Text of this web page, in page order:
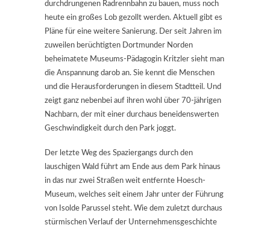
durchdrungenen Radrennbahn zu bauen, muss noch
heute ein großes Lob gezollt werden. Aktuell gibt es
Pläne für eine weitere Sanierung. Der seit Jahren im
zuweilen berüchtigten Dortmunder Norden
beheimatete Museums-Pädagogin Kritzler sieht man
die Anspannung darob an. Sie kennt die Menschen
und die Herausforderungen in diesem Stadtteil. Und
zeigt ganz nebenbei auf ihren wohl über 70-jährigen
Nachbarn, der mit einer durchaus beneidenswerten
Geschwindigkeit durch den Park joggt.
Der letzte Weg des Spaziergangs durch den
lauschigen Wald führt am Ende aus dem Park hinaus
in das nur zwei Straßen weit entfernte Hoesch-
Museum, welches seit einem Jahr unter der Führung
von Isolde Parussel steht. Wie dem zuletzt durchaus
stürmischen Verlauf der Unternehmensgeschichte